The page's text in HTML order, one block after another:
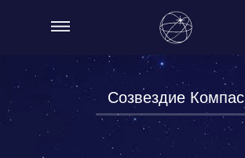
Созвездие Компас